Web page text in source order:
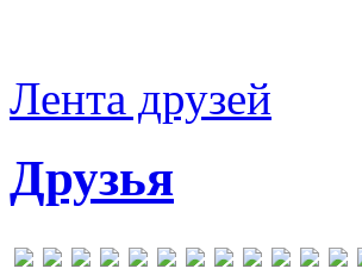
Лента друзей
Друзья